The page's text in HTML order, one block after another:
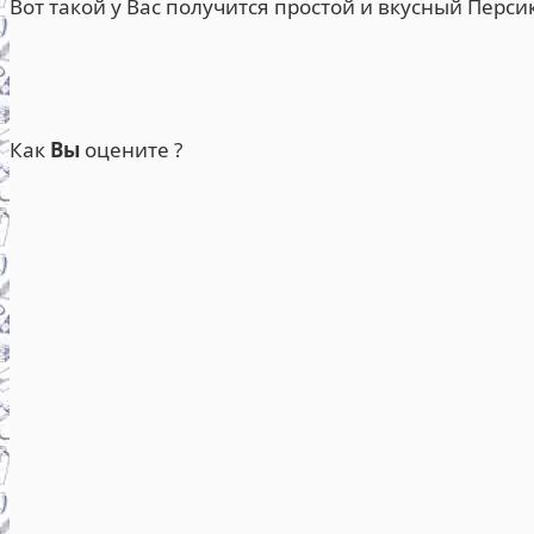
Вот такой у Вас получится простой и вкусный
Как Вы оцените ?